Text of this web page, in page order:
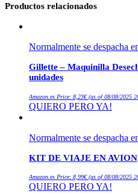
Productos relacionados
Normalmente se despacha
Gillette – Maquinilla
unidades
Amazon.es Price: 8,23€(as of 08/08/2025
QUIERO PERO YA!
Normalmente se despacha
KIT DE VIAJE EN
Amazon.es Price: 8,99€(as of 08/08/2025
QUIERO PERO YA!